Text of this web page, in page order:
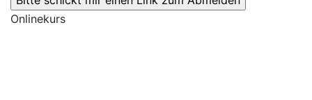
Onlinekurs